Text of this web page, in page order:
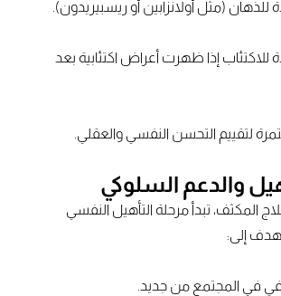
للذهان (مثل أولانزابين أو ريسبيريدون).
للاكتئاب إذا ظهرت أعراض اكتئابية بعد
لتقييم التحسن النفسي والعقلي.
المكثف، تبدأ مرحلة التأهيل النفسي
إلى:
في المجتمع من جديد.